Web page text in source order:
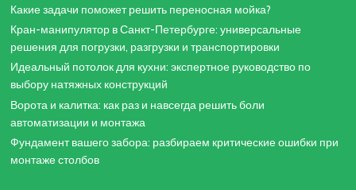
Какие задачи поможет решить переносная мойка?
Кран-манипулятор в Санкт-Петербурге: универсальные
решения для погрузки, разгрузки и транспортировки
Идеальный потолок для кухни: экспертное руководство по
выбору натяжных конструкций
Ворота и калитка: как раз и навсегда решить боли
автоматизации и монтажа
Фундамент вашего забора: разбираем критические ошибки при
монтаже столбов